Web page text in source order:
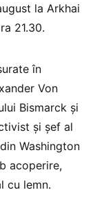
la Arkhai
21.30.
în
Von
Bismarck și
și șef al
Washington
acoperire,
cu lemn.